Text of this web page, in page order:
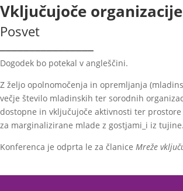
Vključujoče organizacije
Posvet
Dogodek bo potekal v angleščini.
Z željo opolnomočenja in opremljanja
večje število mladinskih ter sorodnih
dostopne in vključujoče aktivnosti ter
za marginalizirane mlade z gostjami_i iz tujine.
Konferenca je odprta le za članice Mreže